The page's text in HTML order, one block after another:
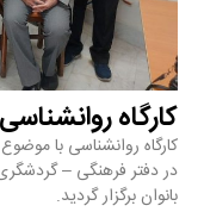
کارگاه روانشناسی
کارگاه روانشناسی با
در دفتر فرهنگی –
بانوان برگزار گردید.